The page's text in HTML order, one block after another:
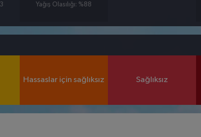
Yağış Olasılığı: %88
Hassaslar için sağlıksız Sağlıksız